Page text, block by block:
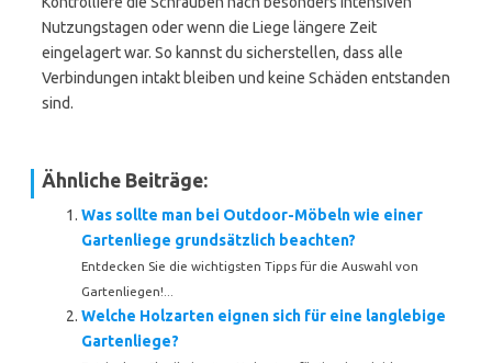
Nutzungstagen oder wenn die Liege längere Zeit
eingelagert war. So kannst du sicherstellen, dass alle
Verbindungen intakt bleiben und keine Schäden entstanden
sind.
Ähnliche Beiträge:
Was sollte man bei Outdoor-Möbeln wie einer
Gartenliege grundsätzlich beachten?
Entdecken Sie die wichtigsten Tipps für die Auswahl von
Gartenliegen!...
Welche Holzarten eignen sich für eine langlebige
Gartenliege?